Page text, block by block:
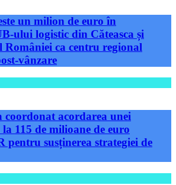
un milion de euro în
ului logistic din Căteasca și
României ca centru regional
vânzare
acordarea unei
115 de milioane de euro
susținerea strategiei de